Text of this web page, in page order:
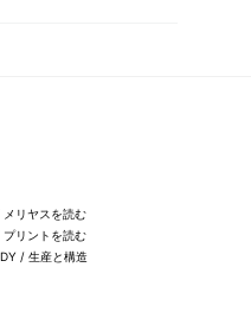
リヤスを読む
リントを読む
/ 生産と構造